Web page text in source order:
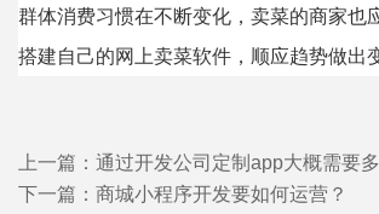
群体消费习惯在不断变化，卖菜的商家也
搭建自己的网上卖菜软件，顺应趋势做出
上一篇： 通过开发公司定制app大概需要
下一篇： 商城小程序开发要如何运营？